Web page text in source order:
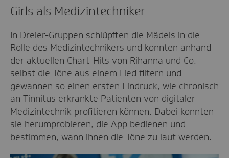
Girls als Medizintechniker
In Dreier-Gruppen schlüpften die Mädels in die
Rolle des Medizintechnikers und konnten anhand
der aktuellen Chart-Hits von Rihanna und Co.
selbst die Töne aus einem Lied filtern und
gewannen so einen ersten Eindruck, wie chronisch
an Tinnitus erkrankte Patienten von digitaler
Medizintechnik profitieren können. Dabei konnten
sie herumprobieren, die App bedienen und
bestimmen, wann ihnen die Töne zu laut werden.